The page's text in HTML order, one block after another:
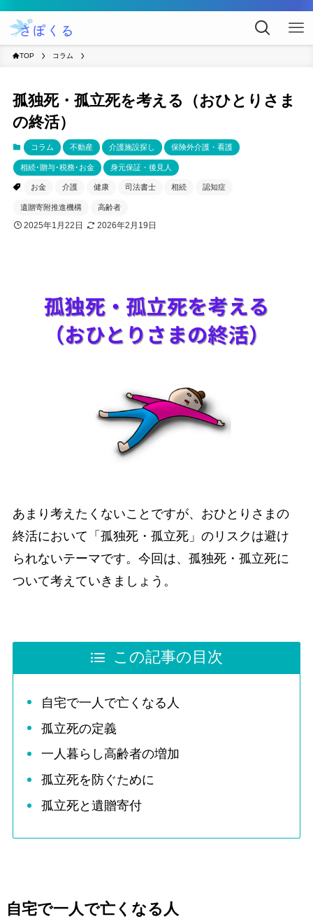
TOP コラム
孤独死・孤立死を考える（おひとりさま
の終活）
コラム 不動産 介護施設探し 保険外介護・看護
相続･贈与･税務･お金 身元保証・後見人
お金 介護 健康 司法書士 相続 認知症
遺贈寄附推進機構 高齢者
2025年1月22日 2026年2月19日
あまり考えたくないことですが、おひとりさまの
終活において「孤独死・孤立死」のリスクは避け
られないテーマです。今回は、孤独死・孤立死に
ついて考えていきましょう。
この記事の目次
自宅で一人で亡くなる人
孤立死の定義
一人暮らし高齢者の増加
孤立死を防ぐために
孤立死と遺贈寄付
自宅で一人で亡くなる人